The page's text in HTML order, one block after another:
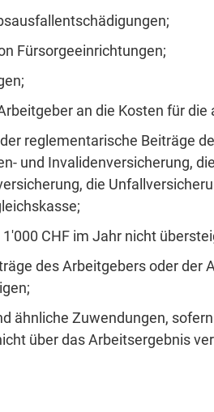
Fürsorgeeinrichtungen;
an die Kosten für
reglementarische Beiträge
und Invalidenversicherung,
die
CHF im Jahr nicht
des Arbeitgebers oder der
ähnliche Zuwendungen,
über das Arbeitsergebnis